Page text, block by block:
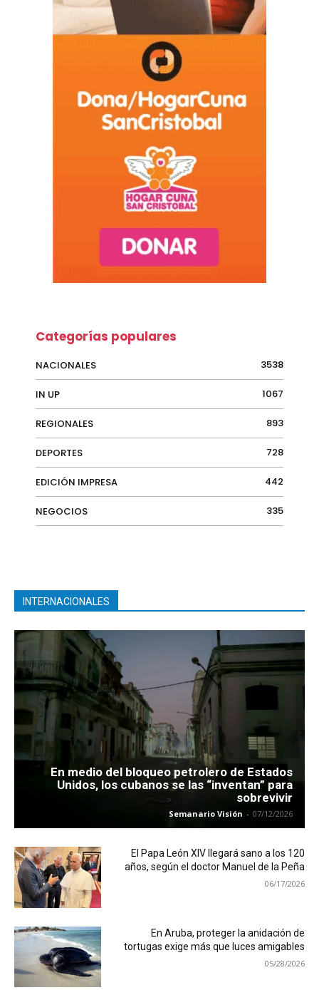
Categorías populares
NACIONALES 3538
IN UP 1067
REGIONALES 893
DEPORTES 728
EDICIÓN IMPRESA 442
NEGOCIOS 335
INTERNACIONALES
En medio del bloqueo petrolero de Estados
Unidos, los cubanos se las “inventan” para
sobrevivir
Semanario Visión - 07/12/2026
El Papa León XIV llegará sano a los 120
años, según el doctor Manuel de la Peña
06/17/2026
En Aruba, proteger la anidación de
tortugas exige más que luces amigables
05/28/2026